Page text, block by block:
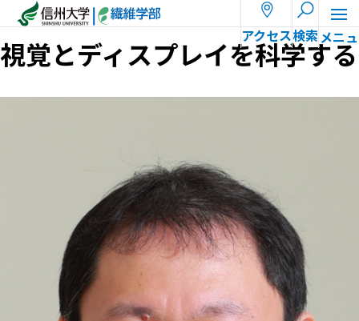
ホーム 教員一覧 水科 晴樹
視覚とディスプレイを科学する
アクセス検索